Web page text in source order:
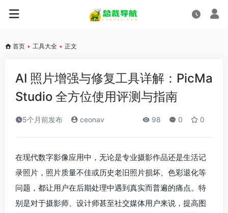
首页 • 工具大全 • 正文
AI 照片增强与修复工具详解：PicMa
Studio 全方位使用评测与指南
5个月前发布 ceonav 98 0 0
在现代数字影像应用中，无论是专业摄影作品还是生活记
录照片，照片质量不佳或历史老旧照片损坏、色彩退化等
问题，都让用户在后期处理中遇到真实而普遍的痛点。特
别是对于摄影师、设计师甚至社交媒体用户来说，提高图